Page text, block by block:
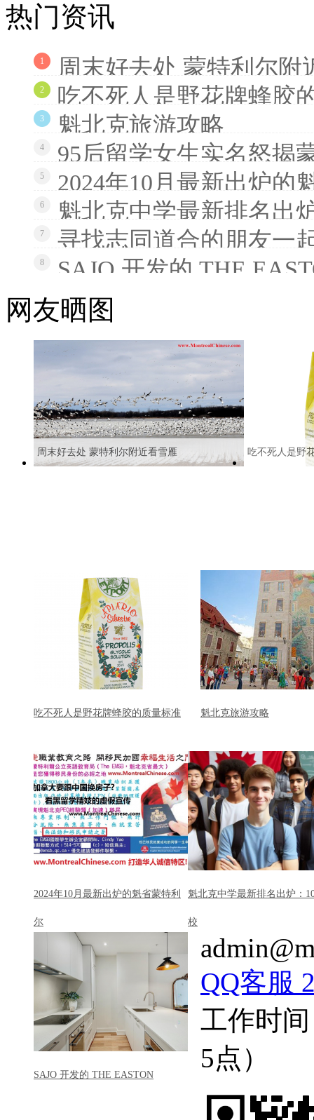
热门资讯
1 周末好去处 蒙特利尔附
2 吃不死人是野花牌蜂胶
3 魁北克旅游攻略
4 95后留学女生实名怒揭
5 2024年10月最新出炉的
6 魁北克中学最新排名出
7 寻找志同道合的朋友一
8 SAJO 开发的 THE
网友晒图
周末好去处 蒙特利尔附近看雪雁 吃不死人是野
吃不死人是野花牌蜂胶的质量标准 魁北克旅游攻略
2024年10月最新出炉的魁省蒙特利
尔
魁北克中学最新排名出炉：
校
SAJO 开发的 THE EASTON
QQ客服
工作时
5点）